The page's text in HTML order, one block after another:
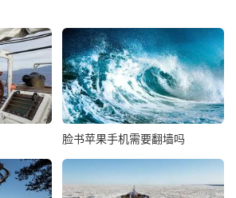
脸书苹果手机需要翻墙吗